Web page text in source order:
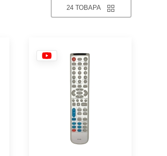
24 ТОВАРА